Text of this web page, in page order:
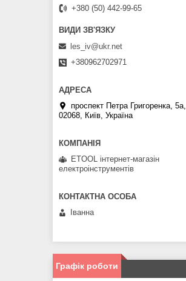
+380 (50) 442-99-65
les_iv@ukr.net
+380962702971
проспект Петра Григоренка, 5а,
02068, Київ, Україна
ETOOL інтернет-магазін
електроінструментів
Іванна
Графік роботи